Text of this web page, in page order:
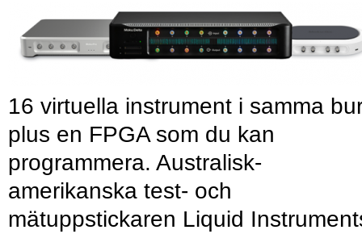
16 virtuella instrument i samma
plus en FPGA som du kan
programmera. Australisk-
amerikanska test- och
mätuppstickaren Liquid